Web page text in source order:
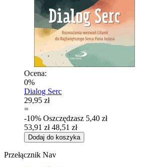
Ocena:
0%
Dialog Serc
29,95 zł
=
-10% Oszczędzasz 5,40 zł
53,91 zł 48,51 zł
Dodaj do koszyka
Przełącznik Nav